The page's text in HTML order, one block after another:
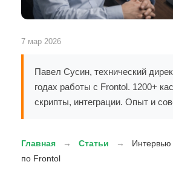
7 мар 2026
Павел Сусин, технический
годах работы с Frontol. 1200+
скрипты, интеграции. Опыт и
Главная → Статьи →
Интервью
по Frontol